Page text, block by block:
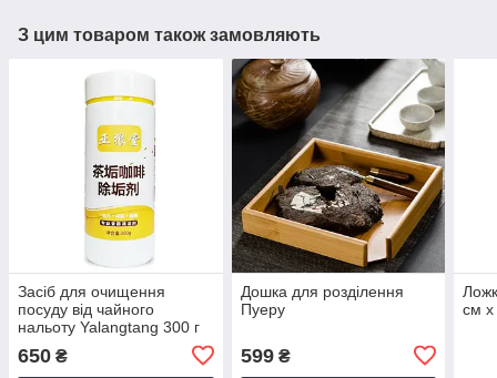
З цим товаром також замовляють
Засіб для очищення
посуду від чайного
нальоту Yalangtang 300 г
650 ₴
Дошка для розділення
Пуеру
599₴
см